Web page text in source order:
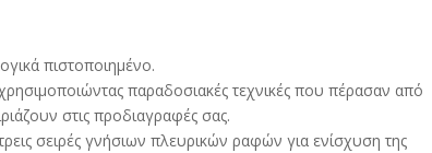
πιστοποιημένο.
παραδοσιακές τεχνικές που πέρασαν από
στις προδιαγραφές σας.
σειρές γνήσιων πλευρικών ραφών για ενίσχυση της